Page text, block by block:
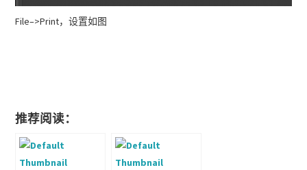
File–>Print，设置如图
推荐阅读：